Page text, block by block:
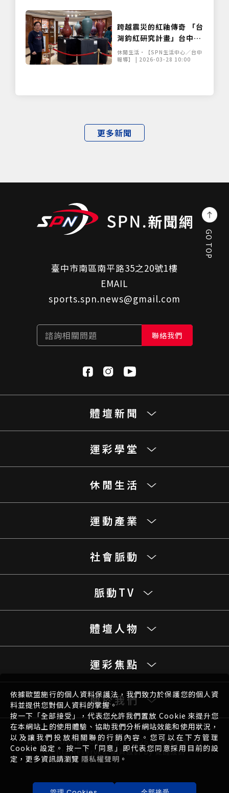
更多新聞
跨越震災的紅釉傳奇 「台
灣鈞紅研究計畫」台中長
榮華麗登場
休閒生活•【SPN生活中心／台中
報導】 | 2026-03-28 10:00
臺中市南區南平路35之20號1樓
EMAIL
sports.spn.news@gmail.com
諮詢相關問題 聯絡我們
體壇新聞
運彩學堂
休閒生活
運動產業
社會脈動
脈動TV
體壇人物
運彩焦點
關於我們
Website DesignCopyright 2026 © 體壇脈動 All
Rights Reserved.網頁設計by覺醒設計
GO TOP
依據歐盟施行的個人資料保護法，我們致力於保護您的個人資
料並提供您對個人資料的掌握。
按一下「全部接受」，代表您允許我們置放 Cookie 來提升您
在本網站上的使用體驗、協助我們分析網站效能和使用狀況，
以及讓我們投放相關聯的行銷內容。您可以在下方管理
Cookie 設定。 按一下「同意」即代表您同意採用目前的設
定，更多資訊請瀏覽 隱私權聲明 。